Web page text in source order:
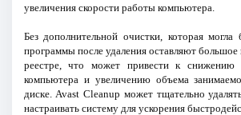
увеличения скорости работы компьютера.
Без дополнительной очистки, которая могла
программы после удаления оставляют большое
реестре, что может привести к снижению
компьютера и увеличению объема
диске. Avast Cleanup может тщательно
настраивать систему для ускорения